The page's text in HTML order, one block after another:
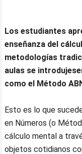
Los estudiantes
enseñanza del
metodologías
aulas se
como el Método
Esto es lo que
en Números (o
cálculo mental a
objetos cotidianos